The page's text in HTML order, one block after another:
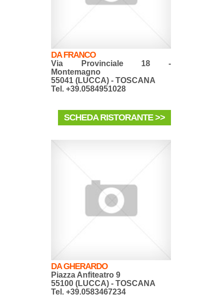
DA FRANCO
Via Provinciale 18 -
Montemagno
55041 (LUCCA) - TOSCANA
Tel. +39.0584951028
SCHEDA RISTORANTE >>
DA GHERARDO
Piazza Anfiteatro 9
55100 (LUCCA) - TOSCANA
Tel. +39.0583467234